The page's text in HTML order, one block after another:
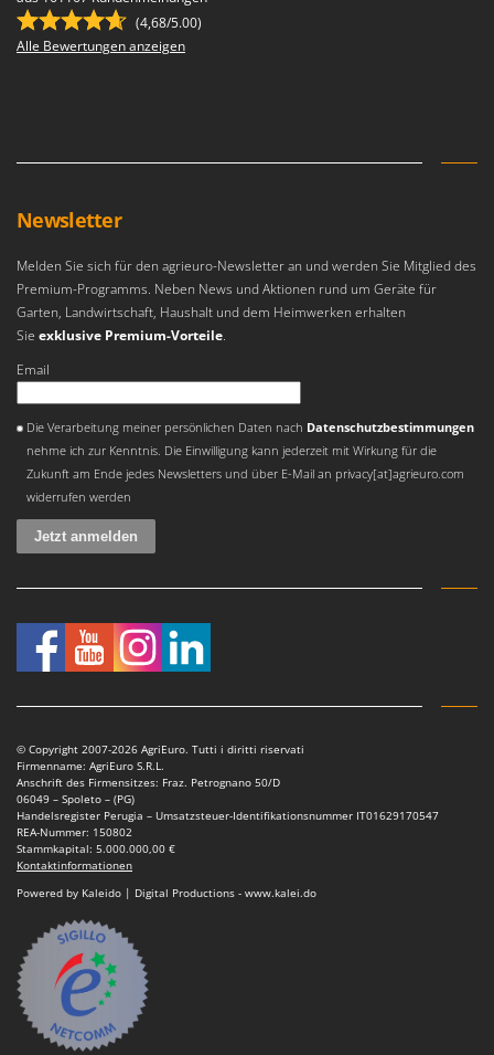
Rasentrimmer - Motorsensen - Freischneider
Scheibenpflüge
Schneefräsen
Schneeräumer
Schrotmühlen - elektrisch
Schweißgeräte
Seilwinden - Motorseilwinden
Sichelmähwerke für Traktoren
Sichelmulcher für Traktoren
Sortierer für Oliven
Staubsauger - Elektrobesen
Tomatenpressen
Tragbare Powerstationen
Traktor-Heckenscheren mit Ausleger
U
Umfüllpumpen
Umkehrfräsen
V
Vakuumiergeräte
Vertikutierer
GRAEF
Gre
GYS
H
Hailo
Helvi
Henx
HiKOKI
I
Idromatic
Imperia
Intex
Iseki
Italyco
ITM
J JOLLY ITALIA
K
KAAZ
Karcher
Kasco
Kemper
Kenwood
Keter
(4,68/5.00)
Alle Bewertungen anzeigen
Newsletter
Melden Sie sich für den agrieuro-Newsletter an und werden Sie Mitglied des
Premium-Programms. Neben News und Aktionen rund um Geräte für
Garten, Landwirtschaft, Haushalt und dem Heimwerken erhalten
Sie exklusive Premium-Vorteile.
Email
Die Verarbeitung meiner persönlichen Daten nach Datenschutzbestimmungen
nehme ich zur Kenntnis. Die Einwilligung kann jederzeit mit Wirkung für die
Zukunft am Ende jedes Newsletters und über E-Mail an privacy[at]agrieuro.com
widerrufen werden
© Copyright 2007-2026 AgriEuro. Tutti i diritti riservati
Firmenname: AgriEuro S.R.L.
Anschrift des Firmensitzes: Fraz. Petrognano 50/D
06049 – Spoleto – (PG)
Handelsregister Perugia – Umsatzsteuer-Identifikationsnummer IT01629170547
REA-Nummer: 150802
Stammkapital: 5.000.000,00 €
Kontaktinformationen
Powered by Kaleido | Digital Productions - www.kalei.do